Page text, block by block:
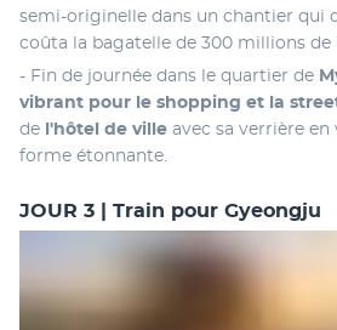
semi-originelle dans un chantier qui
coûta la bagatelle de 300 millions de
- Fin de journée dans le quartier de
vibrant pour le shopping et la
de l'hôtel de ville avec sa verrière en
forme étonnante.
JOUR 3 | Train pour Gyeongju